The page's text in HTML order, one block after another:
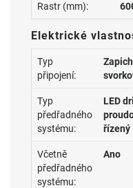
Rastr (mm):
Elektrické
Typ
připojení:
Typ
předřadného
systému:
LED
řízený
Včetně
předřadného
systému:
Ano